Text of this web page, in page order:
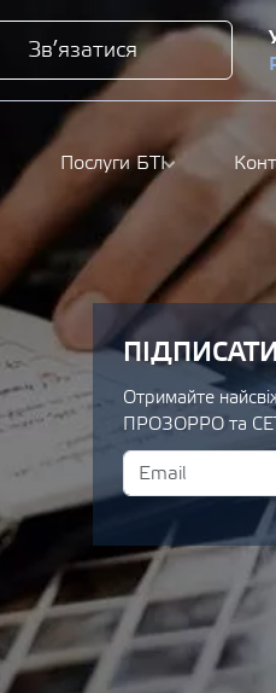
Зв’язатися
Послуги БТІ
Отримайте
ПРОЗОРРО та